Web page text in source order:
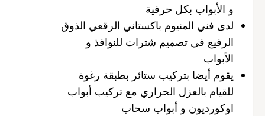
و الأبواب بكل حرفية
لدى فني المنيوم باكستاني الرقعي الذوق
الرفيع في تصميم شترات للنوافذ و
الأبواب
يقوم أيضا بتركيب ستائر بطبقة رغوة
للقيام بالعزل الحراري مع تركيب أبواب
اوكورديون و أبواب سحاب